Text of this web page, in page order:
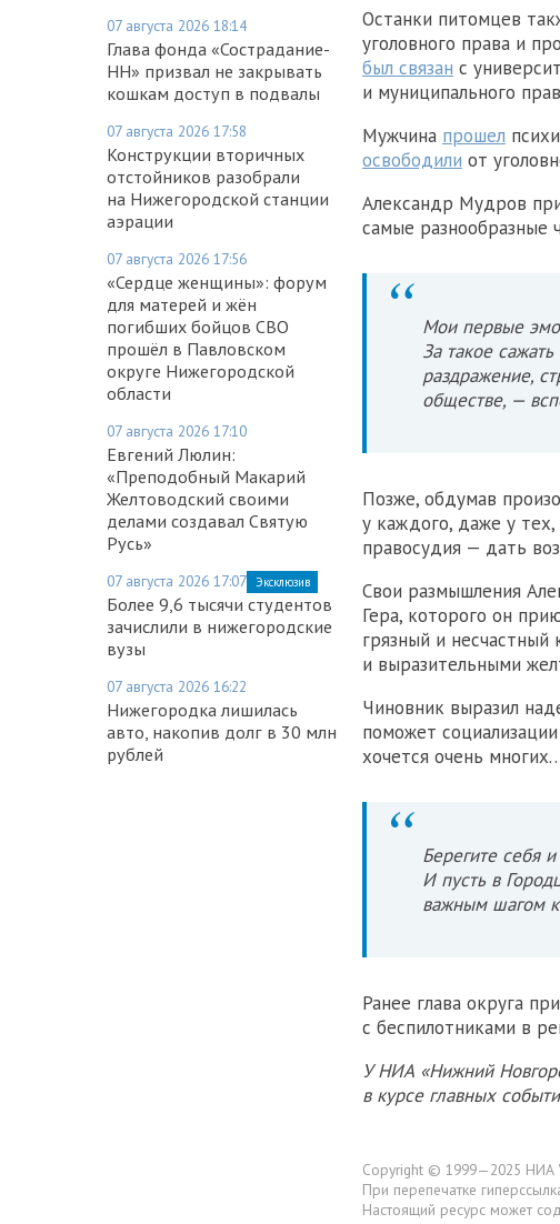
07 августа 2026 18:14
Глава фонда «Сострадание-
НН» призвал не закрывать
кошкам доступ в подвалы
07 августа 2026 17:58
Конструкции вторичных
отстойников разобрали
на Нижегородской станции
аэрации
07 августа 2026 17:56
«Сердце женщины»: форум
для матерей и жён
погибших бойцов СВО
прошёл в Павловском
округе Нижегородской
области
07 августа 2026 17:10
Евгений Люлин:
«Преподобный Макарий
Желтоводский своими
делами создавал Святую
Русь»
07 августа 2026 17:07 Эксклюзив
Более 9,6 тысячи студентов
зачислили в нижегородские
вузы
07 августа 2026 16:22
Нижегородка лишилась
авто, накопив долг в 30 млн
рублей
Останки питомцев
уголовного права и
был связан с
и муниципального
Мужчина прошел
освободили от
Александр Мудров
самые разнообразные
Мои первые
За такое
раздражение,
обществе, —
Позже, обдумав
у каждого, даже у
правосудия — дать
Свои размышления
Гера, которого он
грязный и
и выразительными
Чиновник выразил
поможет
хочется очень
Берегите себя
И пусть в
важным шагом
Ранее глава округа
с беспилотниками в
У НИА «Нижний
в курсе главных
Copyright © 1999—2025 НИА
При перепечатке
Настоящий ресурс может